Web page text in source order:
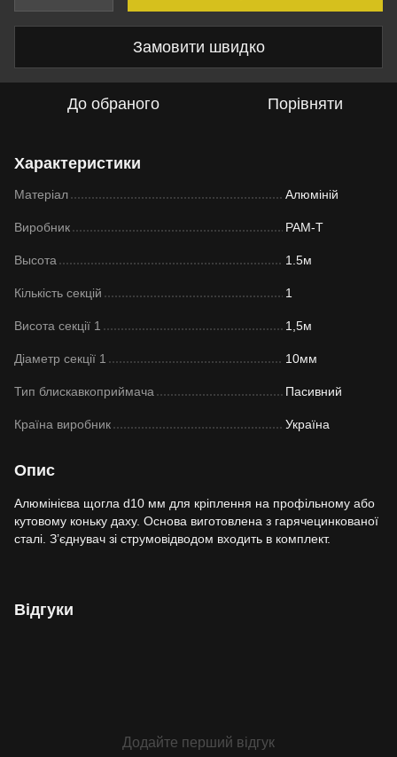
Замовити швидко
До обраного Порівняти
Характеристики
Матеріал Алюміній
Виробник РАМ-Т
Высота 1.5м
Кількість секцій 1
Висота секції 1 1,5м
Діаметр секції 1 10мм
Тип блискавкоприймача Пасивний
Країна виробник Україна
Опис
Алюмінієва щогла d10 мм для кріплення на профільному або
кутовому коньку даху. Основа виготовлена з гарячецинкованої
сталі. З’єднувач зі струмовідводом входить в комплект.
Відгуки
Додайте перший відгук